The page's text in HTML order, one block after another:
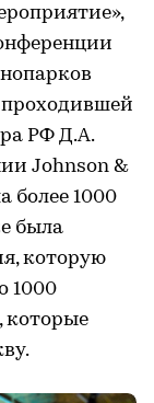
проходившей
РФ Д.А.
Johnson &
более 1000
была
которую
1000
которые